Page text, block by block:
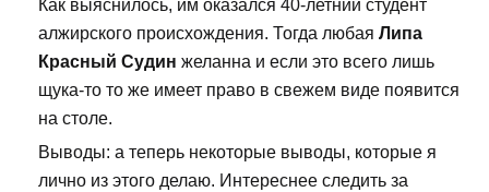
Как выяснилось, им оказался 40-летний студент
алжирского происхождения. Тогда любая Липа
Красный Судин желанна и если это всего лишь
щука-то то же имеет право в свежем виде появится
на столе.
Выводы: а теперь некоторые выводы, которые я
лично из этого делаю. Интереснее следить за